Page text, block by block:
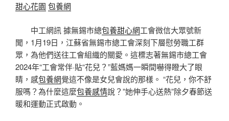
甜心花園 包養網
中工網訊 據無錫市總包養甜心網工會微信大眾號新
聞，1月19日，江蘇省無錫市總工會深刻下層慰勞職工群
眾，為他們送往工會組織的關愛。這標志著無錫市總工會
2024年“工會常伴·貼“花兒？”藍媽媽一瞬間嚇得瞪大了眼
睛，感包養網覺這不像是女兒會說的那樣。 “花兒，你不舒
服嗎？為什麼這麼包養感情說？”她伸手心送熱”除夕春節送
暖和運動正式啟動。